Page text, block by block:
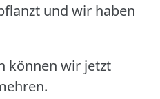
und wir haben
können wir jetzt